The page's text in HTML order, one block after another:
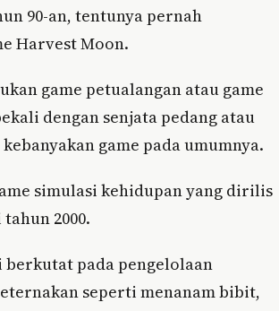
90-an, tentunya pernah
Harvest Moon.
game petualangan atau game
dengan senjata pedang atau
game pada umumnya.
simulasi kehidupan yang dirilis
2000.
berkutat pada pengelolaan
seperti menanam bibit,